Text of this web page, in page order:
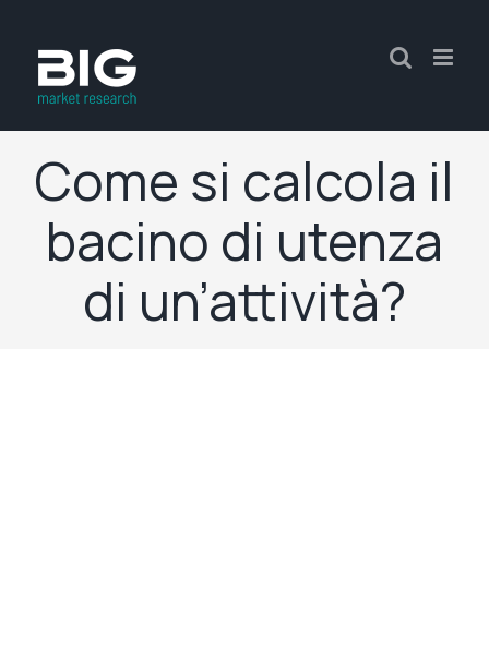
Come si calcola il
bacino di utenza
di un’attività?